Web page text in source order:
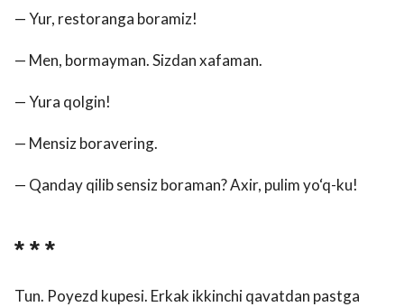
— Yur, restoranga boramiz!
— Men, bormayman. Sizdan xafaman.
— Yura qolgin!
— Mensiz boravering.
— Qanday qilib sensiz boraman? Axir, pulim yo‘q-ku!
* * *
Tun. Poyezd kupesi. Erkak ikkinchi qavatdan pastga